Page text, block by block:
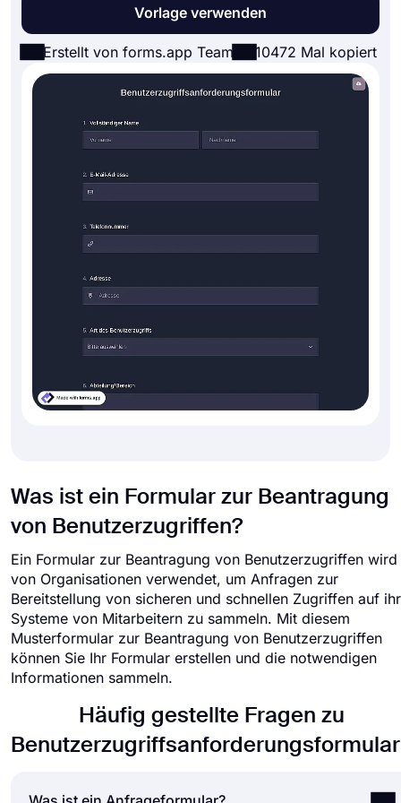
Vorlage verwenden
Erstellt von forms.app Team 10472 Mal kopiert
Was ist ein Formular zur Beantragung
von Benutzerzugriffen?
Ein Formular zur Beantragung von Benutzerzugriffen wird
von Organisationen verwendet, um Anfragen zur
Bereitstellung von sicheren und schnellen Zugriffen auf
Systeme von Mitarbeitern zu sammeln. Mit diesem
Musterformular zur Beantragung von Benutzerzugriffen
können Sie Ihr Formular erstellen und die notwendigen
Informationen sammeln.
Häufig gestellte Fragen zu